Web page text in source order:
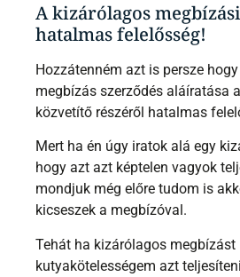
A kizárólagos
hatalmas felelősség!
Hozzátenném azt is persze
megbízás szerződés aláíratása
közvetítő részéről hatalmas
Mert ha én úgy iratok alá egy
hogy azt azt képtelen vagyok
mondjuk még előre tudom is
kicseszek a megbízóval.
Tehát ha kizárólagos megbízást
kutyakötelességem azt